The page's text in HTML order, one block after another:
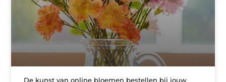
De kunst van online bloemen bestellen bij jouw